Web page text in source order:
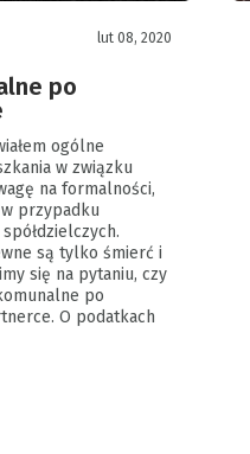
lut 08, 2020
po
ogólne
w związku
na formalności,
przypadku
są tylko śmierć i
się na pytaniu, czy
po
O podatkach